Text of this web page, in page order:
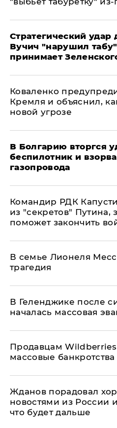
Стратегический удар
Вучич "нарушил
принимает
Коваленко
Кремля и объяснил,
новой угрозе
В Болгарию вторгся
беспилотник и
газопровода
Командир РДК
из "секретов" Путина,
поможет закончить
В семье Лионеля
трагедия
В Геленджике после
началась массовая
Продавцам Wildberries
массовые банкротства
Жданов порадовал
новостями из России
что будет дальше